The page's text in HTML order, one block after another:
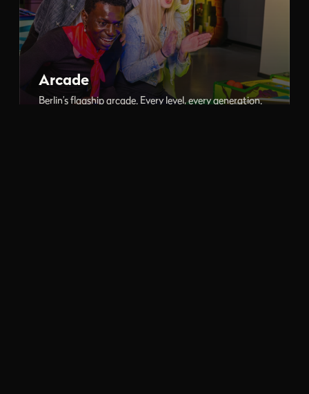
Arcade
Berlin’s flagship arcade. Every level, every generation.